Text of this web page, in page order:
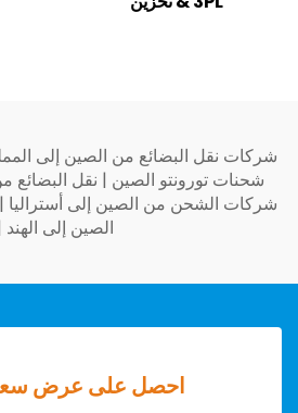
شركات نقل البضائع من الصين إلى
شحنات تورونتو الصين | نقل البضائع
شركات الشحن من الصين إلى أستراليا |
الصين إلى الهند
احصل على عرض